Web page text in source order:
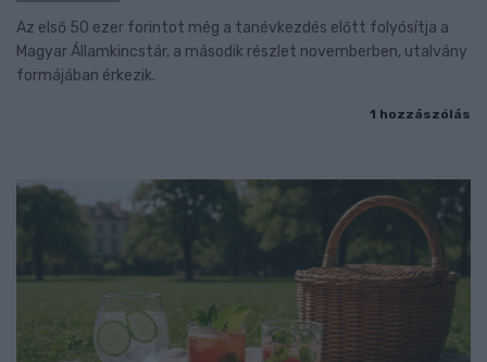
Az első 50 ezer forintot még a tanévkezdés előtt folyósítja a
Magyar Államkincstár, a második részlet novemberben, utalvány
formájában érkezik.
1 hozzászólás